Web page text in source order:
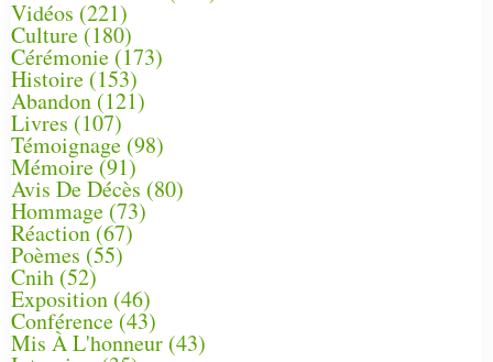
Vidéos (221)
Culture(180)
Cérémonie (173)
Histoire (153)
Abandon(121)
Livres (107)
Témoignage (98)
Mémoire (91)
Avis De Décès (80)
Hommage (73)
Réaction(67)
Poèmes (55)
Cnih (52)
Exposition (46)
Conférence(43)
Mis À L'honneur (43)